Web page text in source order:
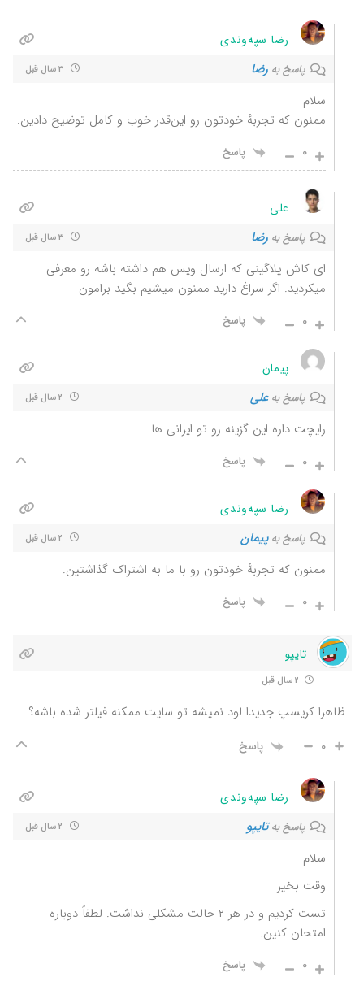
رضا سپه‌وندی
پاسخ به رضا
سلام
ممنون که تجربهٔ خودتون رو این‌قدر خوب و کامل توضیح دادین.
0 پاسخ
علی
پاسخ به رضا
ای کاش پلاگینی که ارسال ویس هم داشته باشه رو معرفی
میکردید. اگر سراغ دارید ممنون میشیم بگید برامون
0 پاسخ
پیمان
پاسخ بهعلی
رایچت داره این گزینه رو تو ایرانی ها
0 پاسخ
رضا سپه‌وندی
پاسخ بهپیمان
ممنون که تجربهٔ خودتون رو با ما به اشتراک گذاشتین.
0 پاسخ
تایپو
ظاهرا کریسپ جدیدا لود نمیشه تو سایت ممکنه فیلتر شده باشه؟
0 پاسخ
رضا سپه‌وندی
پاسخ بهتایپو
سلام
وقت بخیر
تست کردیم و در هر ۲ حالت مشکلی نداشت. لطفاً دوباره
امتحان کنین.
0 پاسخ